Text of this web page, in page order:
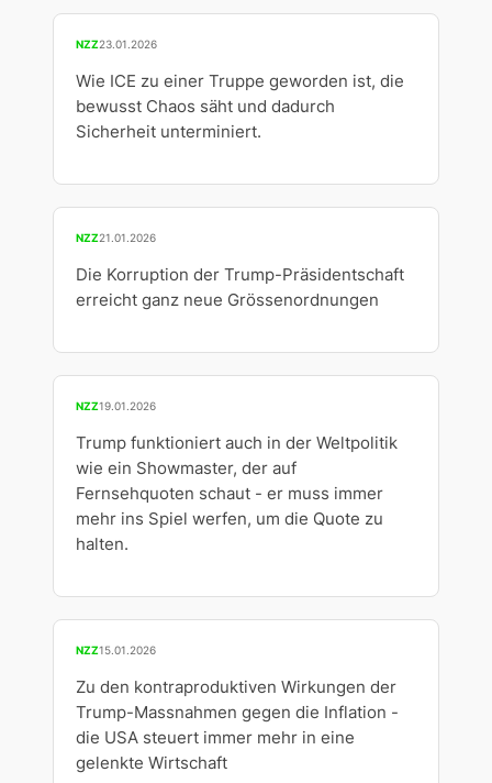
NZZ23.01.2026
Wie ICE zu einer Truppe geworden ist, die
bewusst Chaos säht und dadurch
Sicherheit unterminiert.
NZZ21.01.2026
Die Korruption der Trump-Präsidentschaft
erreicht ganz neue Grössenordnungen
NZZ19.01.2026
Trump funktioniert auch in der Weltpolitik
wie ein Showmaster, der auf
Fernsehquoten schaut - er muss immer
mehr ins Spiel werfen, um die Quote zu
halten.
NZZ15.01.2026
Zu den kontraproduktiven Wirkungen der
Trump-Massnahmen gegen die Inflation -
die USA steuert immer mehr in eine
gelenkte Wirtschaft